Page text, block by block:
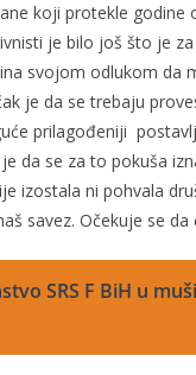
koji protekle
je bilo još što je
svojom odlukom da
je da se trebaju
prilagođeniji
da se za to pokuša
izostala ni pohvala
savez. Očekuje se
SRS F BiH u